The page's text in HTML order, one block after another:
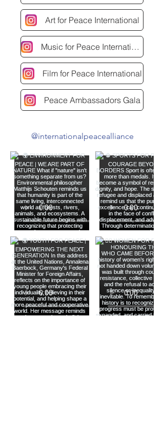
Art for Peace International
Music for Peace International
Film for Peace International
Peace Ambassadors Gala
@internationalpeacealliance